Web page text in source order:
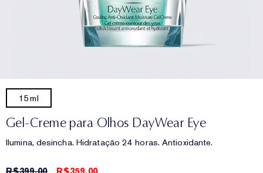
15ml
Gel-Creme para Olhos DayWear Eye
Ilumina, desincha. Hidratação 24 horas. Antioxidante.